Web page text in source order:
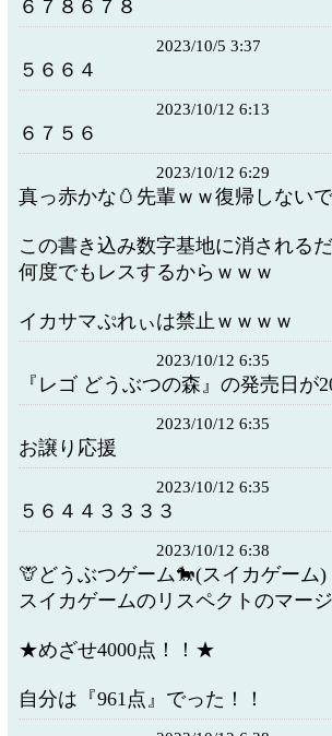
６７８６７８
2023/10/5 3:37
５６６４
2023/10/12 6:13
６７５６
2023/10/12 6:29
真っ赤かな🥚先輩ｗｗ復帰しない
この書き込み数字基地に消される
何度でもレスするからｗｗｗ
イカサマぷれぃは禁止ｗｗｗｗ
2023/10/12 6:35
『レゴ どうぶつの森』の発売日が
2023/10/12 6:35
お譲り応援
2023/10/12 6:35
５６４４３３３３
2023/10/12 6:38
🦒どうぶつゲーム🐎(スイカゲーム)
スイカゲームのリスペクトのマージ
★めざせ4000点！！★
自分は『961点』でった！！